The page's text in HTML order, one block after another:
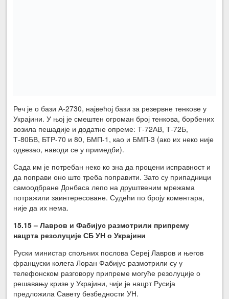
Реч је о бази А-2730, највећој бази за резервне тенкове у
Украјини. У њој је смештен огроман број тенкова, борбених
возила пешадије и додатне опреме: Т-72АВ, Т-72Б,
Т-80БВ, БТР-70 и 80, БМП-1, као и БМП-3 (ако их неко није
одвезао, наводи се у примедби).
Сада им је потребан неко ко зна да процени исправност и
да поправи оно што треба поправити. Зато су припадници
самоодбране Донбаса лепо на друштвеним мрежама
потражили заинтересоване. Судећи по броју коментара,
није да их нема.
15.15 – Лавров и Фабијус размотрили припрему
нацрта резолуције СБ УН о Украјини
Руски министар спољних послова Сереј Лавров и његов
француски колега Лоран Фабијус размотрили су у
телефонском разговору припреме могуће резолуције о
решавању кризе у Украјини, чији је нацрт Русија
предложила Савету безбедности УН.